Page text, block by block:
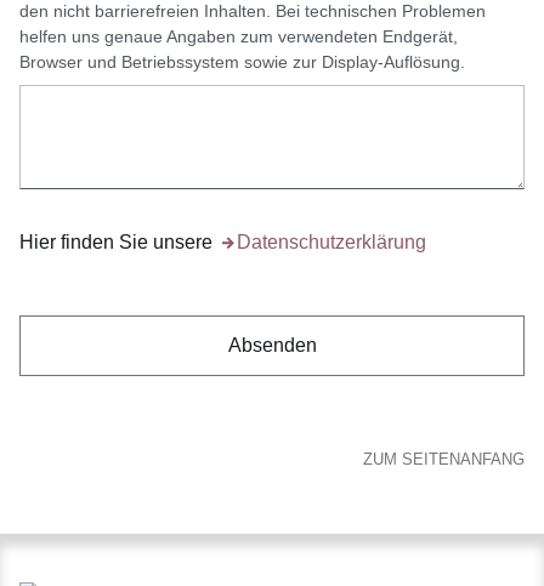
den nicht barrierefreien Inhalten. Bei technischen Problemen
helfen uns genaue Angaben zum verwendeten Endgerät,
Browser und Betriebssystem sowie zur Display-Auflösung.
Hier finden Sie unsere Datenschutzerklärung
Öffnet sich in einem neuen Fenster
ZUM SEITENANFANG